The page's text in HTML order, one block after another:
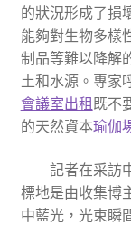
的狀況形成了損
能夠對生物多樣
制品等難以降解
土和水源。專家
會議室出租既不
的天然資本瑜伽
記者在采訪
標地是由收集博
中藍光，光束瞬